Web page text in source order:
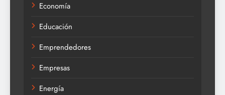
Economía
Educación
Emprendedores
Empresas
Energía